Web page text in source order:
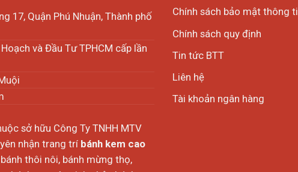
17, Quận Phú Nhuận, Thành phố
và Đầu Tư TPHCM cấp lần
sở hữu Công Ty TNHH MTV
nhận trang trí bánh kem cao
thôi nôi, bánh mừng thọ,
Chính sách bảo mật thông
Chính sách quy định
Tin tức BTT
Liên hệ
Tài khoản ngân hàng